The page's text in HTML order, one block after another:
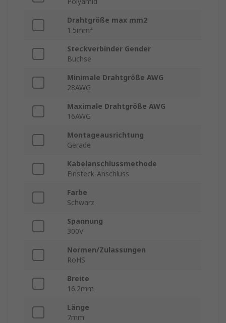
Drahtgröße max mm2
1.5mm²
Steckverbinder Gender
Buchse
Minimale Drahtgröße AWG
28AWG
Maximale Drahtgröße AWG
16AWG
Montageausrichtung
Gerade
Kabelanschlussmethode
Einsteck-Anschluss
Farbe
Schwarz
Spannung
300V
Normen/Zulassungen
RoHS
Breite
16.2mm
Länge
7mm